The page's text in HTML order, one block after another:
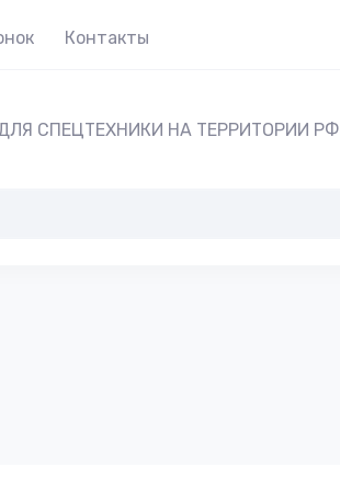
Контакты
СПЕЦТЕХНИКИ НА ТЕРРИТОРИИ РФ